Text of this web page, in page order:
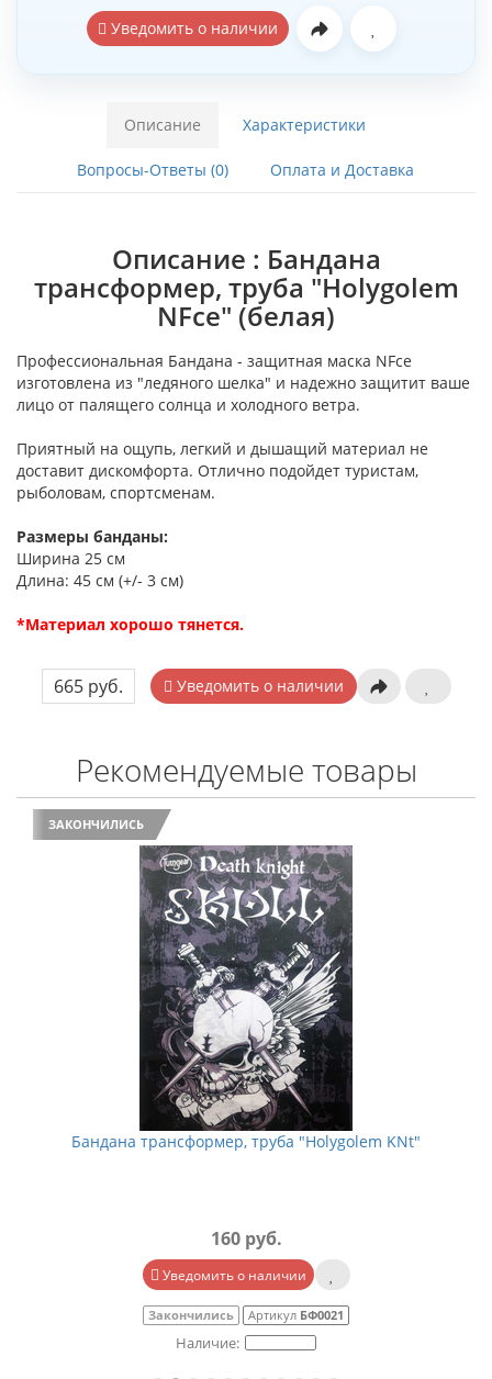
Уведомить о наличии
Описание Характеристики
Вопросы-Ответы (0) Оплата и Доставка
Описание : Бандана
трансформер, труба "Holygolem
NFce" (белая)
Профессиональная Бандана - защитная маска NFce
изготовлена из "ледяного шелка" и надежно защитит ваше
лицо от палящего солнца и холодного ветра.
Приятный на ощупь, легкий и дышащий материал не
доставит дискомфорта. Отлично подойдет туристам,
рыболовам, спортсменам.
Размеры банданы:
Ширина 25 см
Длина: 45 см (+/- 3 см)
*Материал хорошо тянется.
665 руб. Уведомить о наличии
Рекомендуемые товары
ЗАКОНЧИЛИСЬ
Бандана трансформер, труба "Holygolem KNt"
160 руб.
Уведомить о наличии
Закончились Артикул БФ0021